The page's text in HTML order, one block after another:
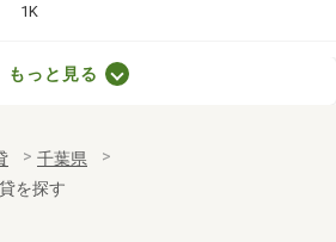
1K
目
105.3m²
4LDK
もっと見る
千葉県
を探す